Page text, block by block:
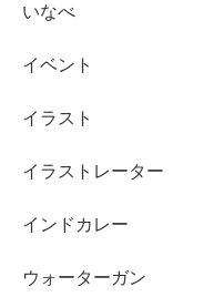
いなべ
イベント
イラスト
イラストレーター
インドカレー
ウォーターガン